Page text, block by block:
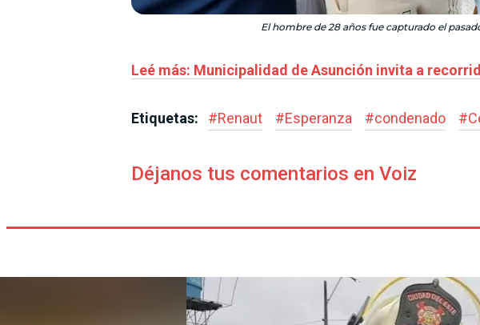
El hombre de 28 años fue capturado el
Leé más: Municipalidad de Asunción invita a
Etiquetas: #Renaut #Esperanza #condenado #
Déjanos tus comentarios en Voiz